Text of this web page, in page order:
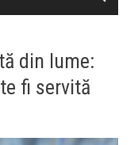
din lume:
fi servită